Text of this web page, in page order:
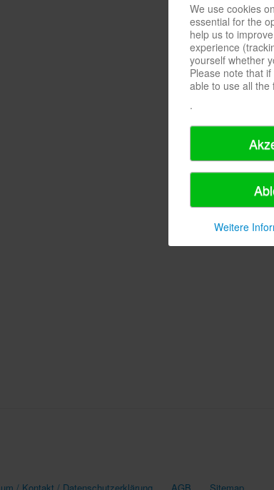
/ Kontakt / Datenschutzerklärung AGB Sitemap
We use cookies
essential for the
help us to
experience
yourself whether
Please note that
able to use all the
.
Weitere